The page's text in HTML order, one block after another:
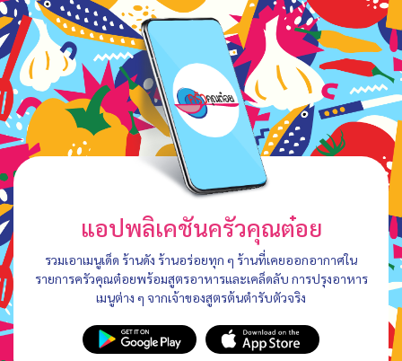
แอปพลิเคชันครัวคุณต๋อย
รวมเอาเมนูเด็ด ร้านดัง ร้านอร่อยทุก ๆ ร้านที่เคยออกอากาศใน
รายการครัวคุณต๋อยพร้อมสูตรอาหารและเคล็ดลับ การปรุงอาหาร
เมนูต่าง ๆ จากเจ้าของสูตรต้นตำรับตัวจริง